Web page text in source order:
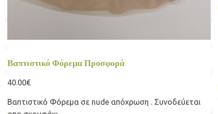
Βαπτιστικό Φόρεμα Προσφορά
40.00€
Bαπτιστικό Φόρεμα σε nude απόχρωση . Συνοδεύεται